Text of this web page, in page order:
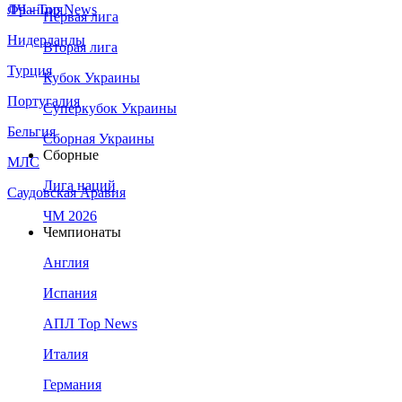
Франция
Нидерланды
Турция
Португалия
Бельгия
МЛС
Саудовская Аравия
ЛЧ - Top News
Первая лига
Вторая лига
Кубок Украины
Суперкубок Украины
Сборная Украины
Сборные
Лига наций
ЧМ 2026
Чемпионаты
Англия
Испания
АПЛ Top News
Италия
Германия